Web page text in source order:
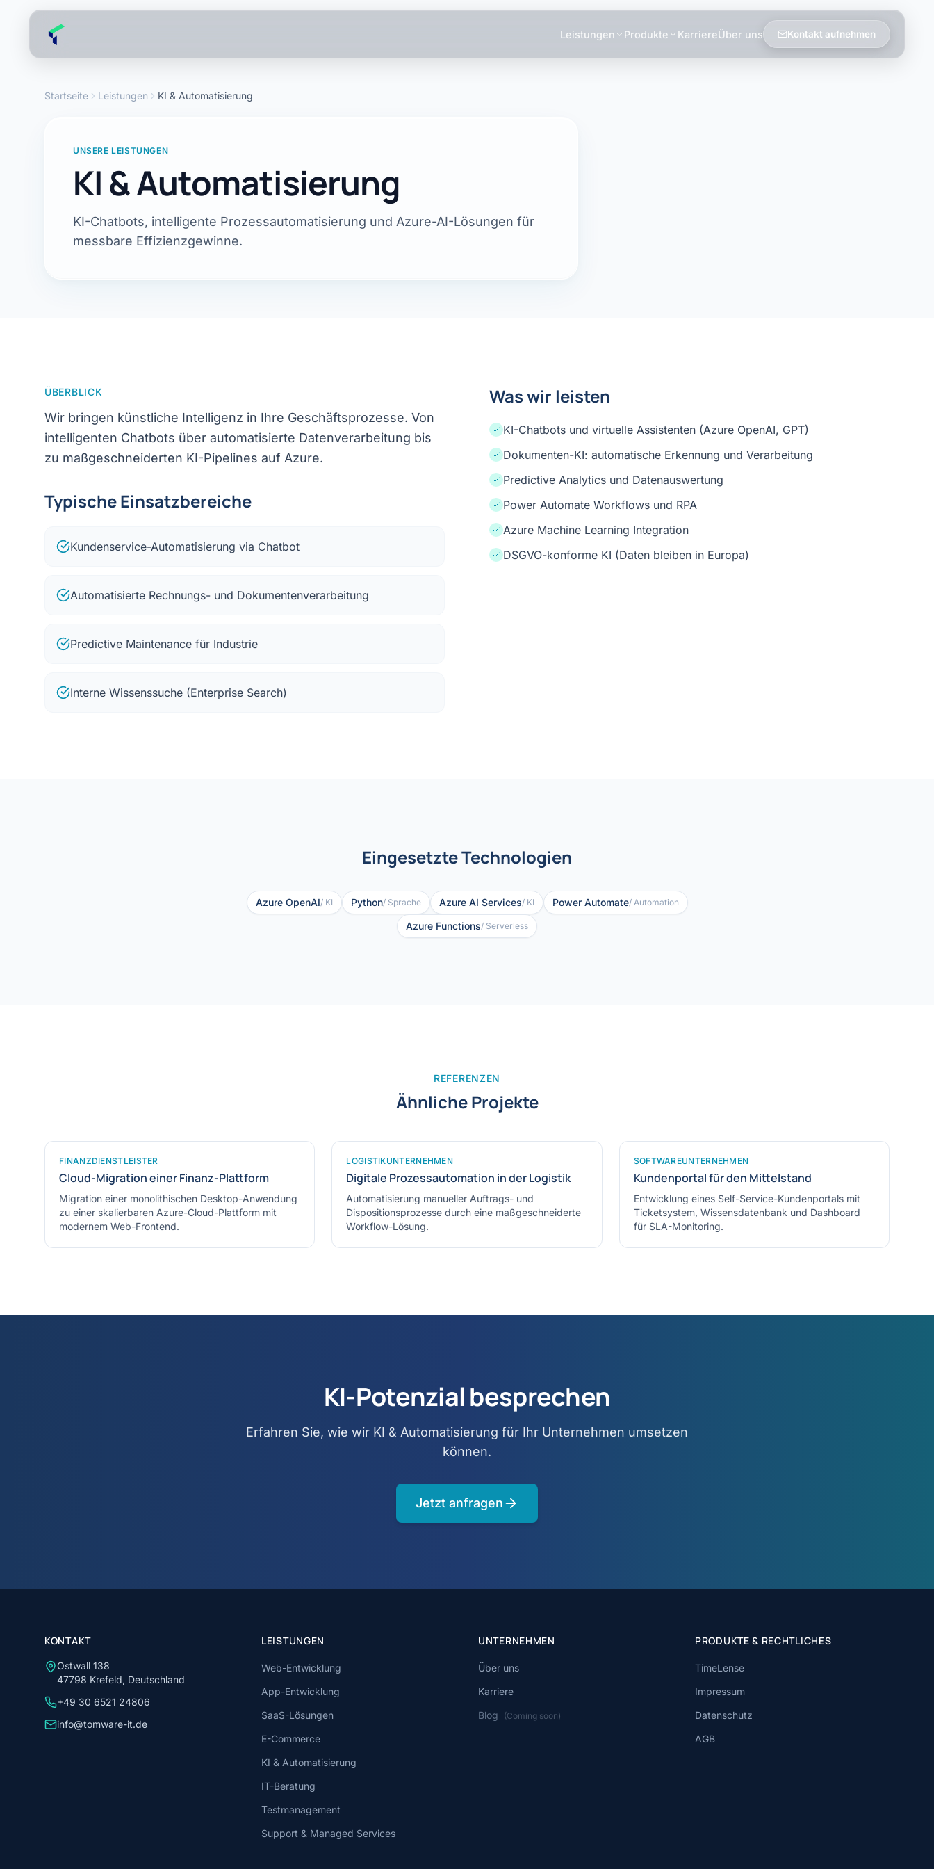
Zum Hauptinhalt springen
Leistungen Produkte KarriereÜber uns Kontakt aufnehmen
Startseite Leistungen KI & Automatisierung
UNSERE LEISTUNGEN
KI & Automatisierung
KI-Chatbots, intelligente Prozessautomatisierung und Azure-AI-Lösungen für
messbare Effizienzgewinne.
ÜBERBLICK
Wir bringen künstliche Intelligenz in Ihre Geschäftsprozesse. Von
intelligenten Chatbots über automatisierte Datenverarbeitung bis
zu maßgeschneiderten KI-Pipelines auf Azure.
Typische Einsatzbereiche
Kundenservice-Automatisierung via Chatbot
Automatisierte Rechnungs- und Dokumentenverarbeitung
Predictive Maintenance für Industrie
Interne Wissenssuche (Enterprise Search)
Was wir leisten
KI-Chatbots und virtuelle Assistenten (Azure OpenAI, GPT)
Dokumenten-KI: automatische Erkennung und Verarbeitung
Predictive Analytics und Datenauswertung
Power Automate Workflows und RPA
Azure Machine Learning Integration
DSGVO-konforme KI (Daten bleiben in Europa)
Eingesetzte Technologien
Azure OpenAI/ KI Python/ Sprache Azure AI Services/ KI Power Automate/ Automation
Azure Functions/ Serverless
REFERENZEN
Ähnliche Projekte
FINANZDIENSTLEISTER
Cloud-Migration einer Finanz-Plattform
Migration einer monolithischen Desktop-Anwendung
zu einer skalierbaren Azure-Cloud-Plattform mit
modernem Web-Frontend.
LOGISTIKUNTERNEHMEN
Digitale Prozessautomation in der Logistik
Automatisierung manueller Auftrags- und
Dispositionsprozesse durch eine maßgeschneiderte
Workflow-Lösung.
SOFTWAREUNTERNEHMEN
Kundenportal für den Mittelstand
Entwicklung eines Self-Service-Kundenportals mit
Ticketsystem, Wissensdatenbank und Dashboard
für SLA-Monitoring.
KI-Potenzial besprechen
Erfahren Sie, wie wir KI & Automatisierung für Ihr Unternehmen umsetzen
können.
Jetzt anfragen
KONTAKT
Ostwall 138
47798 Krefeld, Deutschland
+49 30 6521 24806
info@tomware-it.de
LEISTUNGEN
Web-Entwicklung
App-Entwicklung
SaaS-Lösungen
E-Commerce
KI & Automatisierung
IT-Beratung
Testmanagement
Support & Managed Services
UNTERNEHMEN
Über uns
Karriere
Blog
(Coming soon)
PRODUKTE & RECHTLICHES
TimeLense
Impressum
Datenschutz
AGB